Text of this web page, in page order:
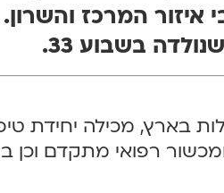
הינם תושבי איזור המרכז
בשבוע 33.
בארץ, מכילה יחידת
רפואי מתקדם וכן